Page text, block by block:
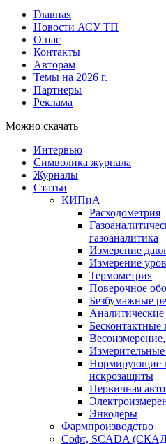
Главная
Новости АСУ ТП
О нас
Контакты
Авторам
Темы на 2026 г.
Партнеры
Реклама
Можно скачать
Интервью
Символика журнала
Журналы
Статьи
КИПиА
Расходометрия
газоаналитика
Измерение
Измерение
Термометрия
Поверочное
Безбумажные
Бесконтактные
Нормирующие
искрозащиты
Первичная
Энкодеры
Фармпроизводство
Софт, SCADA